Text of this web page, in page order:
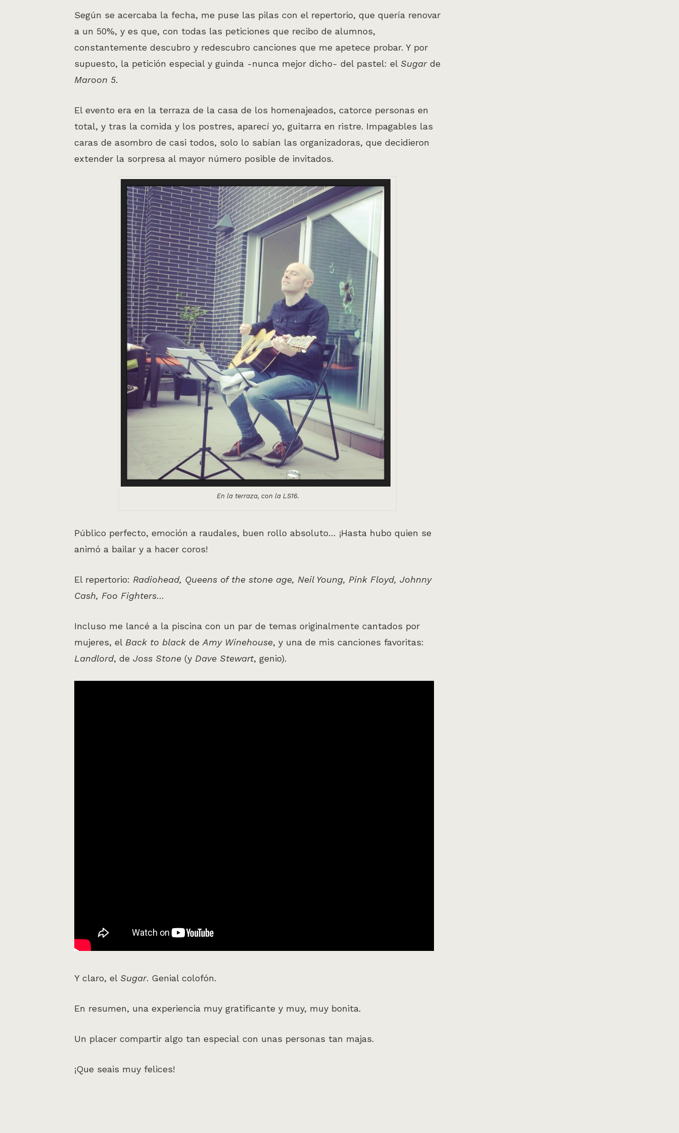
Según se acercaba la fecha, me puse las pilas con el repertorio, que quería renovar
a un 50%, y es que, con todas las peticiones que recibo de alumnos,
constantemente descubro y redescubro canciones que me apetece probar. Y por
supuesto, la petición especial y guinda -nunca mejor dicho- del pastel: el Sugarde
Maroon 5.
El evento era en la terraza de la casa de los homenajeados, catorce personas en
total, y tras la comida y los postres, aparecí yo, guitarra en ristre. Impagables las
caras de asombro de casi todos, solo lo sabían las organizadoras, que decidieron
extender la sorpresa al mayor número posible de invitados.
En la terraza, con la LS16.
Público perfecto, emoción a raudales, buen rollo absoluto… ¡Hasta hubo quien se
animó a bailar y a hacer coros!
El repertorio: Radiohead, Queens of the stone age, Neil Young, Pink Floyd, Johnny
Cash, Foo Fighters…
Incluso me lancé a la piscina con un par de temas originalmente cantados por
mujeres, el Back to black de Amy Winehouse, y una de mis canciones favoritas:
Landlord, de Joss Stone (y Dave Stewart, genio).
Y claro, el Sugar. Genial colofón.
En resumen, una experiencia muy gratificante y muy, muy bonita.
Un placer compartir algo tan especial con unas personas tan majas.
¡Que seais muy felices!